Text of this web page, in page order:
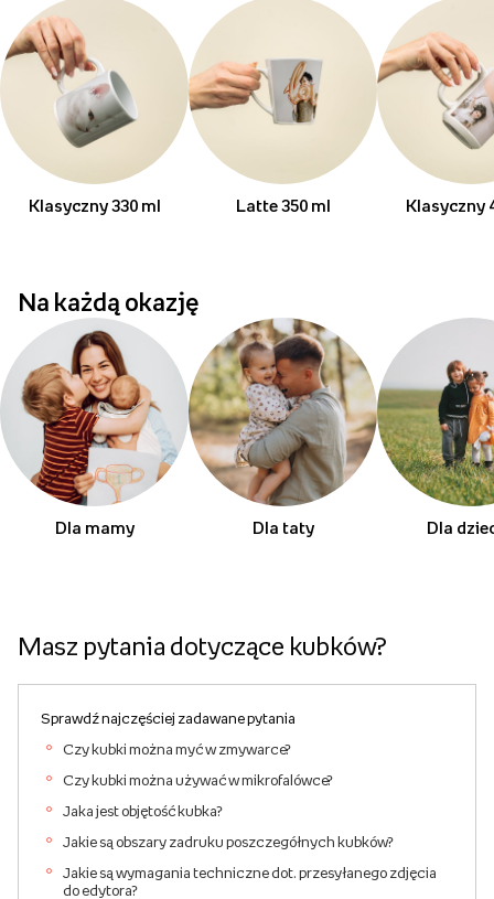
Klasyczny 330 ml Latte 350 ml Klasyczny
Na każdą okazję
Dla mamy Dla taty Dla
Masz pytania dotyczące kubków?
Sprawdź najczęściej zadawane pytania
Czy kubki można myć w zmywarce?
Czy kubki można używać w mikrofalówce?
Jaka jest objętość kubka?
Jakie są obszary zadruku poszczegółnych kubków?
Jakie są wymagania techniczne dot. przesyłanego zdjęcia
do edytora?